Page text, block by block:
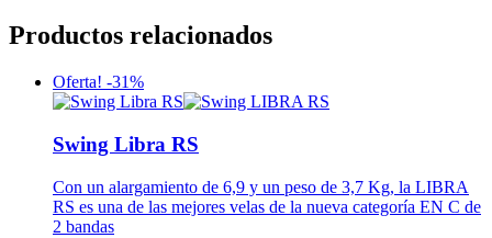
Productos relacionados
Oferta! -31%
Swing Libra RS
Con un alargamiento de 6,9 y un peso de 3,7 Kg, la LIBRA
RS es una de las mejores velas de la nueva categoría EN C de
2 bandas